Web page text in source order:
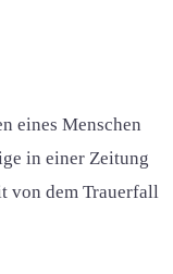
eines Menschen
in einer Zeitung
von dem Trauerfall